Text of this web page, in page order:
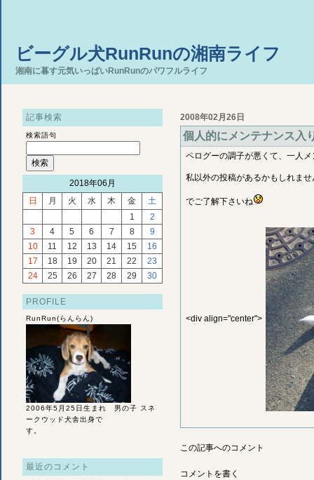
ビーグル犬RunRunの湘南ライフ
湘南に暮す元気いっぱいRunRunのパワフルライフ
記事検索
検索語句
2018年06月
日
月 火 水 木 金
土
1
2
3
4 5 6 7 8
9
10
11 12 13 14 15
16
17
18 19 20 21 22
23
24
25 26 27 28 29 30
PROFILE
RunRun(らんらん)
2006年5月25日生まれ 男の子 スネ
ークウッド犬舎出身で
す。
最近のコメント
2008年02月26日
個人的にメンテナンス入
ペログーの調子が悪くて、一人
私以外の投稿があるかもしれま
でご了解下さいね
<div align="center">
この記事へのコメント
コメントを書く